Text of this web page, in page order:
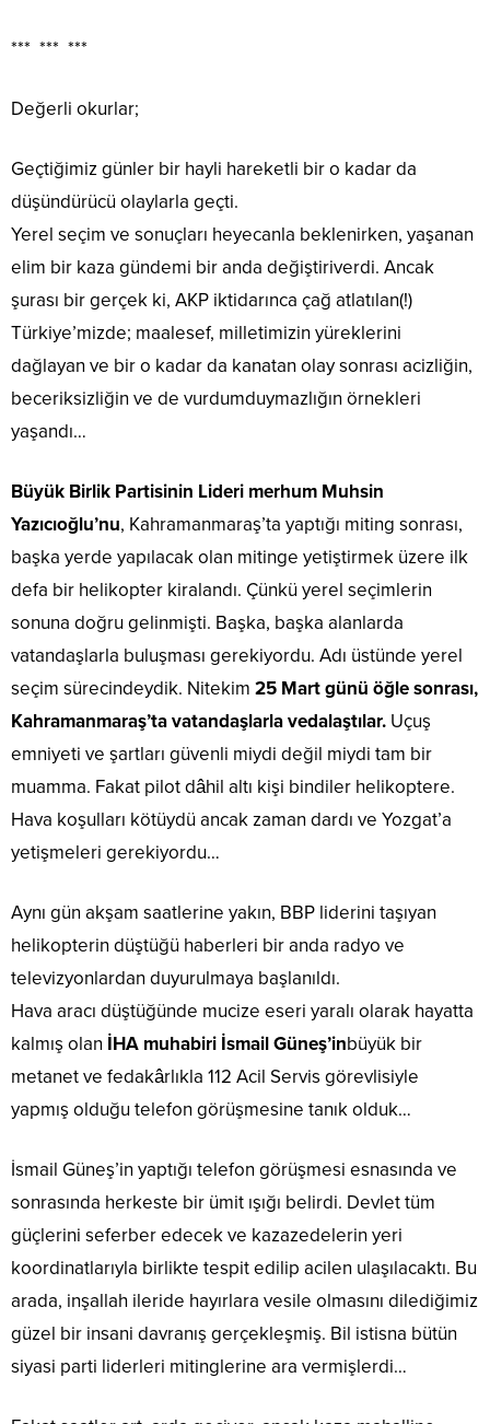
*** *** ***
Değerli okurlar;
Geçtiğimiz günler bir hayli hareketli bir o kadar da
düşündürücü olaylarla geçti.
Yerel seçim ve sonuçları heyecanla beklenirken, yaşanan
elim bir kaza gündemi bir anda değiştiriverdi. Ancak
şurası bir gerçek ki, AKP iktidarınca çağ atlatılan(!)
Türkiye’mizde; maalesef, milletimizin yüreklerini
dağlayan ve bir o kadar da kanatan olay sonrası acizliğin,
beceriksizliğin ve de vurdumduymazlığın örnekleri
yaşandı…
Büyük Birlik Partisinin Lideri merhum Muhsin
Yazıcıoğlu’nu, Kahramanmaraş’ta yaptığı miting sonrası,
başka yerde yapılacak olan mitinge yetiştirmek üzere ilk
defa bir helikopter kiralandı. Çünkü yerel seçimlerin
sonuna doğru gelinmişti. Başka, başka alanlarda
vatandaşlarla buluşması gerekiyordu. Adı üstünde yerel
seçim sürecindeydik. Nitekim 25 Mart günü öğle sonrası,
Kahramanmaraş’ta vatandaşlarla vedalaştılar. Uçuş
emniyeti ve şartları güvenli miydi değil miydi tam bir
muamma. Fakat pilot dâhil altı kişi bindiler helikoptere.
Hava koşulları kötüydü ancak zaman dardı ve Yozgat’a
yetişmeleri gerekiyordu…
Aynı gün akşam saatlerine yakın, BBP liderini taşıyan
helikopterin düştüğü haberleri bir anda radyo ve
televizyonlardan duyurulmaya başlanıldı.
Hava aracı düştüğünde mucize eseri yaralı olarak hayatta
kalmış olan İHA muhabiri İsmail Güneş’inbüyük bir
metanet ve fedakârlıkla 112 Acil Servis görevlisiyle
yapmış olduğu telefon görüşmesine tanık olduk…
İsmail Güneş’in yaptığı telefon görüşmesi esnasında ve
sonrasında herkeste bir ümit ışığı belirdi. Devlet tüm
güçlerini seferber edecek ve kazazedelerin yeri
koordinatlarıyla birlikte tespit edilip acilen ulaşılacaktı. Bu
arada, inşallah ileride hayırlara vesile olmasını dilediğimiz
güzel bir insani davranış gerçekleşmiş. Bil istisna bütün
siyasi parti liderleri mitinglerine ara vermişlerdi…